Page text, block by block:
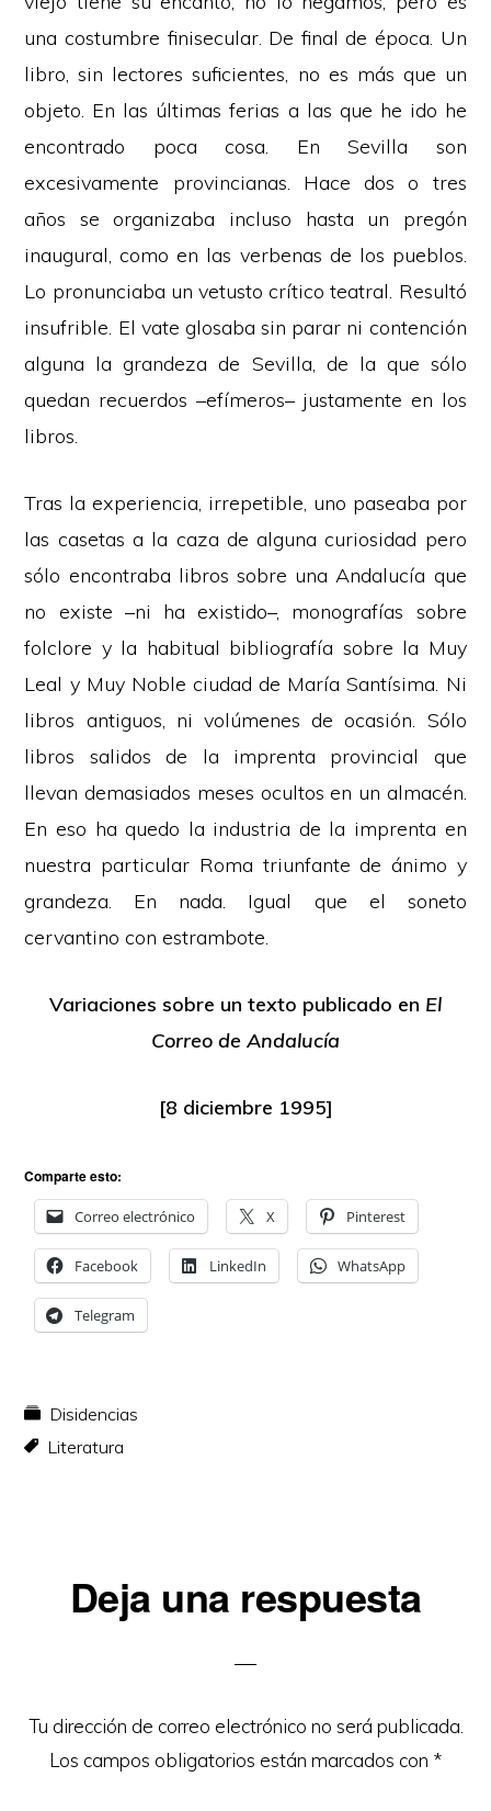
una costumbre finisecular. De final de época. Un
libro, sin lectores suficientes, no es más que un
objeto. En las últimas ferias a las que he ido he
encontrado poca cosa. En Sevilla son
excesivamente provincianas. Hace dos o tres
años se organizaba incluso hasta un pregón
inaugural, como en las verbenas de los pueblos.
Lo pronunciaba un vetusto crítico teatral. Resultó
insufrible. El vate glosaba sin parar ni contención
alguna la grandeza de Sevilla, de la que sólo
quedan recuerdos –efímeros– justamente en los
libros.
Tras la experiencia, irrepetible, uno paseaba por
las casetas a la caza de alguna curiosidad pero
sólo encontraba libros sobre una Andalucía que
no existe –ni ha existido–, monografías sobre
folclore y la habitual bibliografía sobre la Muy
Leal y Muy Noble ciudad de María Santísima. Ni
libros antiguos, ni volúmenes de ocasión. Sólo
libros salidos de la imprenta provincial que
llevan demasiados meses ocultos en un almacén.
En eso ha quedo la industria de la imprenta en
nuestra particular Roma triunfante de ánimo y
grandeza. En nada. Igual que el soneto
cervantino con estrambote.
Variaciones sobre un texto publicado en El
Correo de Andalucía
[8 diciembre 1995]
Comparte esto:
Correo electrónico X Pinterest
Facebook LinkedIn WhatsApp
Telegram
Disidencias
Literatura
Interacciones
lectores
Deja una respuesta
Tu dirección de correo electrónico no será publicada.
Los campos obligatorios están marcados con *